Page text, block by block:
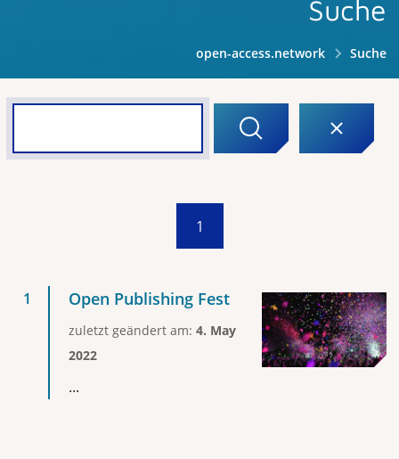
Suche
open-access.network Suche
1
Open Publishing Fest
zuletzt geändert am: 4. May
2022
...